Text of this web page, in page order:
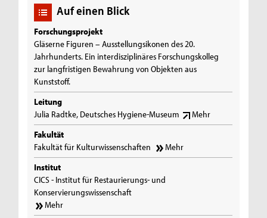
Auf einen Blick
Forschungsprojekt
Gläserne Figuren – Ausstellungsikonen des 20.
Jahrhunderts. Ein interdisziplinäres Forschungskolleg
zur langfristigen Bewahrung von Objekten aus
Kunststoff.
Leitung
Julia Radtke, Deutsches Hygiene-Museum
Mehr
Fakultät
Fakultät für Kulturwissenschaften
Mehr
Institut
CICS - Institut für Restaurierungs- und
Konservierungswissenschaft
Mehr